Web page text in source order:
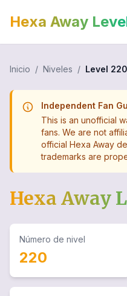
Hexa Away
Inicio / Niveles / Level 220
Independent Fan
This is an unofficial
fans. We are not
official Hexa Away
trademarks are
Hexa Away
Número de nivel
220